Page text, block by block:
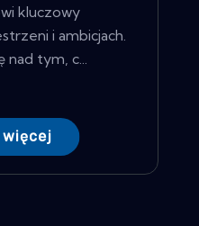
kluczowy
i ambicjach.
nad tym, c...
więcej